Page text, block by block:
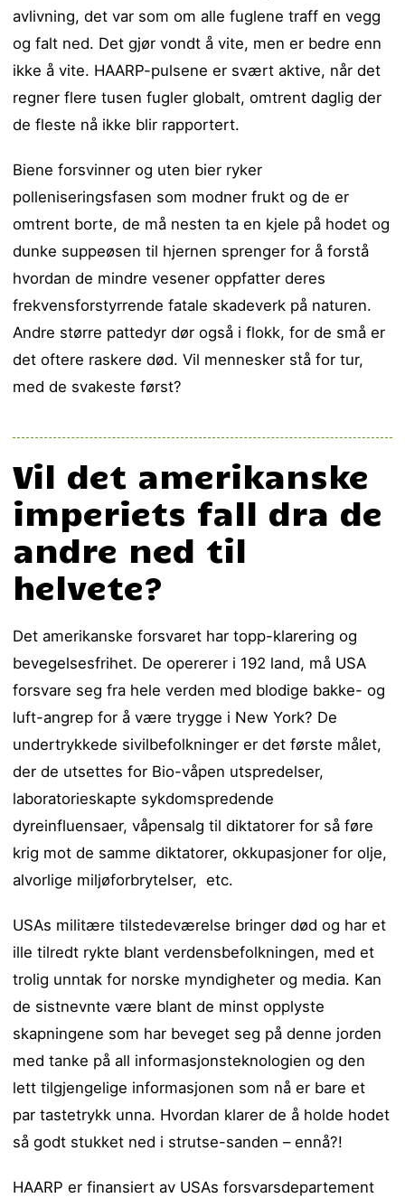
avlivning, det var som om alle fuglene traff en vegg
og falt ned. Det gjør vondt å vite, men er bedre enn
ikke å vite. HAARP-pulsene er svært aktive, når det
regner flere tusen fugler globalt, omtrent daglig der
de fleste nå ikke blir rapportert.
Biene forsvinner og uten bier ryker
polleniseringsfasen som modner frukt og de er
omtrent borte, de må nesten ta en kjele på hodet og
dunke suppeøsen til hjernen sprenger for å forstå
hvordan de mindre vesener oppfatter deres
frekvensforstyrrende fatale skadeverk på naturen.
Andre større pattedyr dør også i flokk, for de små er
det oftere raskere død. Vil mennesker stå for tur,
med de svakeste først?
Vil det amerikanske
imperiets fall dra de
andre ned til
helvete?
Det amerikanske forsvaret har topp-klarering og
bevegelsesfrihet. De opererer i 192 land, må USA
forsvare seg fra hele verden med blodige bakke- og
luft-angrep for å være trygge i New York? De
undertrykkede sivilbefolkninger er det første målet,
der de utsettes for Bio-våpen utspredelser,
laboratorieskapte sykdomspredende
dyreinfluensaer, våpensalg til diktatorer for så føre
krig mot de samme diktatorer, okkupasjoner for olje,
alvorlige miljøforbrytelser, etc.
USAs militære tilstedeværelse bringer død og har et
ille tilredt rykte blant verdensbefolkningen, med et
trolig unntak for norske myndigheter og media. Kan
de sistnevnte være blant de minst opplyste
skapningene som har beveget seg på denne jorden
med tanke på all informasjonsteknologien og den
lett tilgjengelige informasjonen som nå er bare et
par tastetrykk unna. Hvordan klarer de å holde hodet
så godt stukket ned i strutse-sanden – ennå?!
HAARP er finansiert av USAs forsvarsdepartement